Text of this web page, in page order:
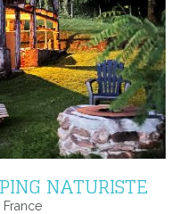
NATURISTE